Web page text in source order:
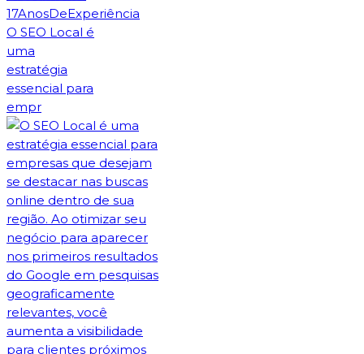
O SEO Local é
uma
estratégia
essencial para
empr